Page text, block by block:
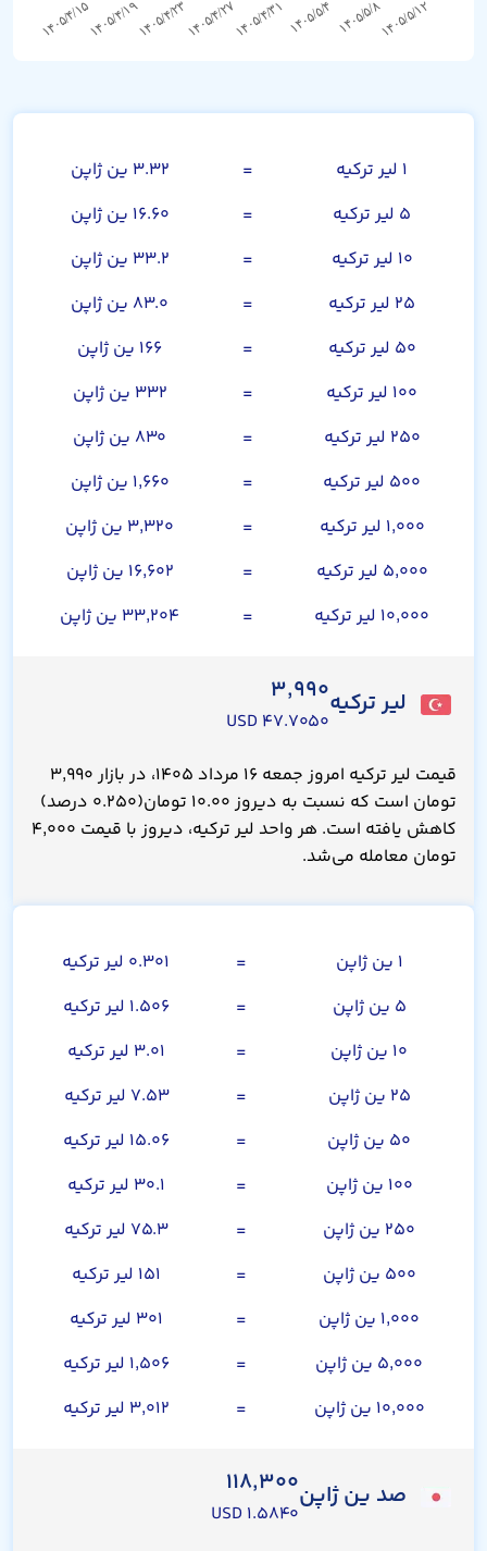
۱ لیر ترکیه =
۳.۳۲ ین ژاپن
۵ لیر ترکیه
=
۱۶.۶۰ ین ژاپن
۱۰ لیر ترکیه
=
۳۳.۲ ین ژاپن
۲۵ لیر ترکیه
=
۸۳.۰ ین ژاپن
۵۰ لیر ترکیه
=
۱۶۶ ین ژاپن
۱۰۰ لیر ترکیه
=
۳۳۲ ین ژاپن
۲۵۰ لیر ترکیه
=
۸۳۰ ین ژاپن
۵۰۰ لیر ترکیه
=
۱,۶۶۰ ین ژاپن
۱,۰۰۰ لیر ترکیه
=
۳,۳۲۰ ین ژاپن
۵,۰۰۰ لیر ترکیه
=
۱۶,۶۰۲ ین ژاپن
۱۰,۰۰۰ لیر ترکیه
= ۳۳,۲۰۴ ین ژاپن
لیر ترکیه۳,۹۹۰
۴۷.۷۰۵۰ USD
قیمت لیر ترکیه امروز جمعه ۱۶ مرداد ۱۴۰۵، در بازار ۳,۹۹۰
تومان است که نسبت به دیروز ۱۰.۰۰ تومان(۰.۲۵۰ درصد)
کاهش یافته است. هر واحد لیر ترکیه، دیروز با قیمت ۴,۰۰۰
تومان معامله می‌شد.
۱ ین ژاپن =
۰.۳۰۱ لیر ترکیه
۵ ین ژاپن
=
۱.۵۰۶ لیر ترکیه
۱۰ ین ژاپن
=
۳.۰۱ لیر ترکیه
۲۵ ین ژاپن
=
۷.۵۳ لیر ترکیه
۵۰ ین ژاپن
=
۱۵.۰۶ لیر ترکیه
۱۰۰ ین ژاپن
=
۳۰.۱ لیر ترکیه
۲۵۰ ین ژاپن
=
۷۵.۳ لیر ترکیه
۵۰۰ ین ژاپن
=
۱۵۱ لیر ترکیه
۱,۰۰۰ ین ژاپن
=
۳۰۱ لیر ترکیه
۵,۰۰۰ ین ژاپن
=
۱,۵۰۶ لیر ترکیه
۱۰,۰۰۰ ین ژاپن
= ۳,۰۱۲ لیر ترکیه
صد ین ژاپن۱۱۸,۳۰۰
۱.۵۸۴۰ USD